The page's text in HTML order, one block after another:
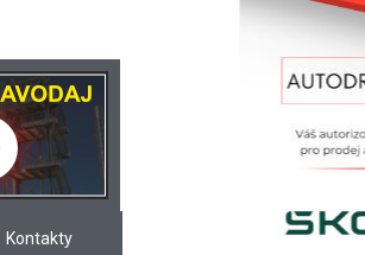
Kontakty